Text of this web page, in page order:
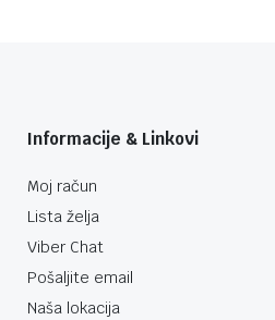
Informacije & Linkovi
Moj račun
Lista želja
Viber Chat
Pošaljite email
Naša lokacija